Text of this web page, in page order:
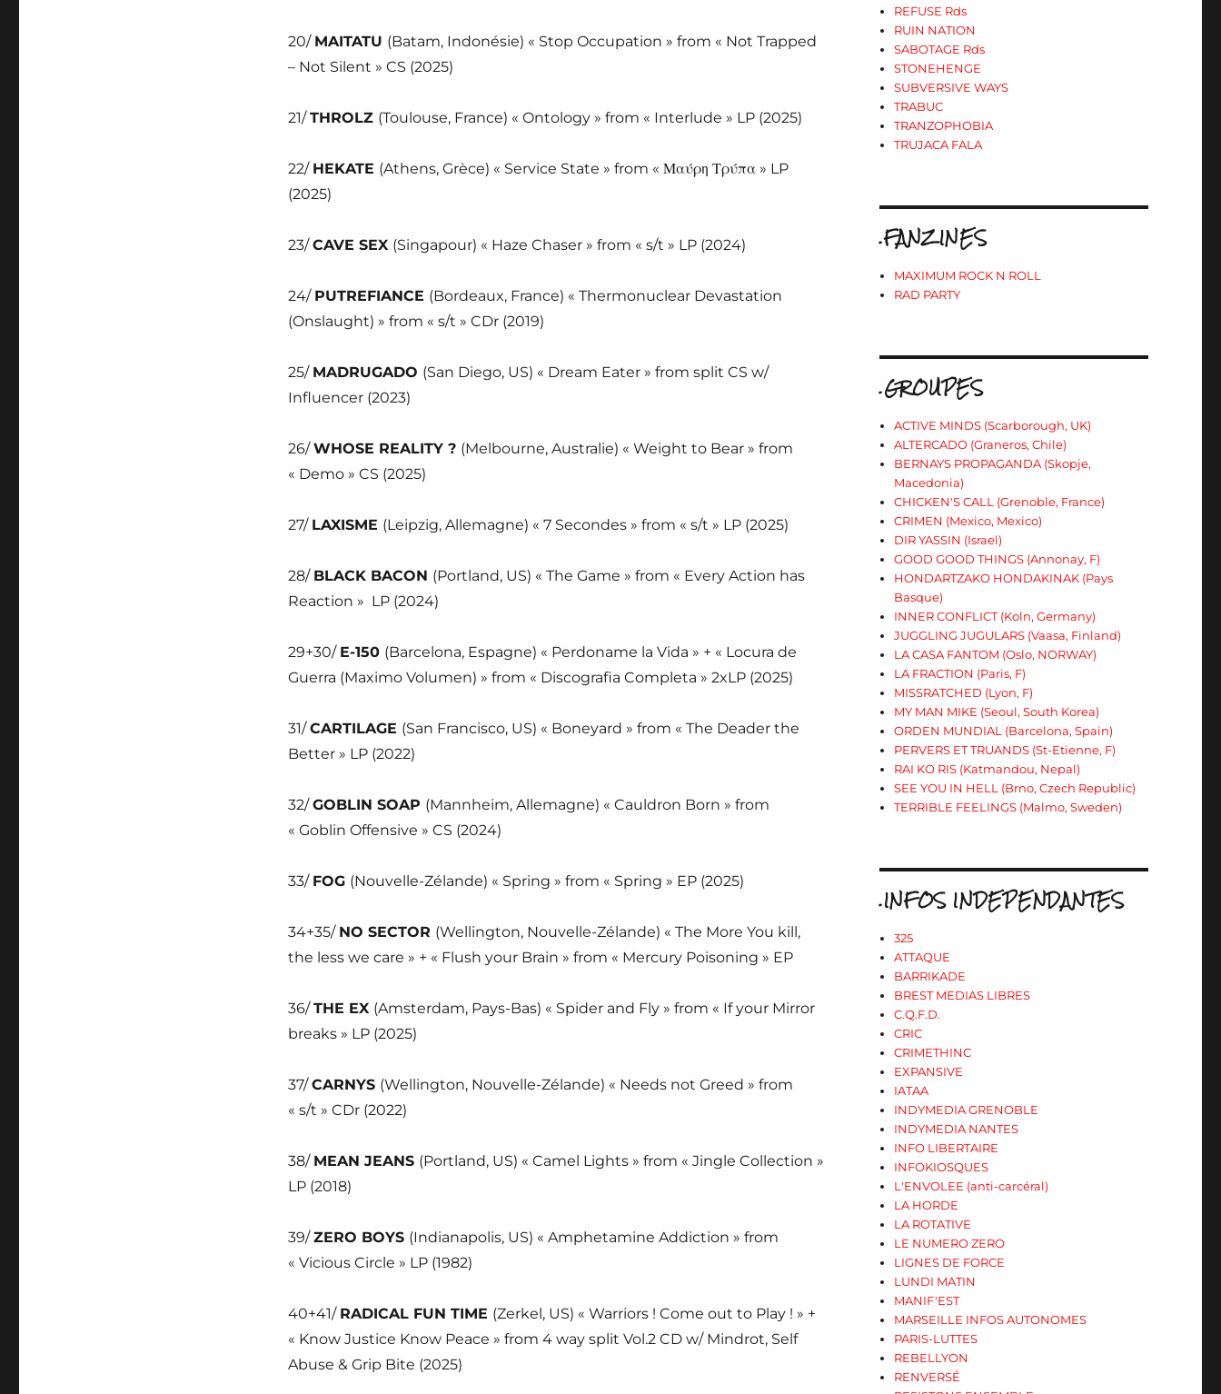
20/ MAITATU (Batam, Indonésie) « Stop Occupation » from « Not Trapped
– Not Silent » CS (2025)
21/THROLZ (Toulouse, France) « Ontology » from « Interlude » LP (2025)
22/ HEKATE (Athens, Grèce) « Service State » from « Μαύρη Τρύπα » LP
(2025)
23/CAVE SEX (Singapour) « Haze Chaser » from « s/t » LP (2024)
24/ PUTREFIANCE (Bordeaux, France) « Thermonuclear Devastation
(Onslaught) » from « s/t » CDr (2019)
25/ MADRUGADO (San Diego, US) « Dream Eater » from split CS w/
Influencer (2023)
26/WHOSE REALITY ? (Melbourne, Australie) « Weight to Bear » from
« Demo » CS (2025)
27/ LAXISME (Leipzig, Allemagne) « 7 Secondes » from « s/t » LP (2025)
28/ BLACK BACON (Portland, US) « The Game » from « Every Action has
Reaction » LP (2024)
29+30/ E-150 (Barcelona, Espagne) « Perdoname la Vida » + « Locura de
Guerra (Maximo Volumen) » from « Discografia Completa » 2xLP (2025)
31/CARTILAGE (San Francisco, US) « Boneyard » from « The Deader the
Better » LP (2022)
32/GOBLIN SOAP (Mannheim, Allemagne) « Cauldron Born » from
« Goblin Offensive » CS (2024)
33/ FOG (Nouvelle-Zélande) « Spring » from « Spring » EP (2025)
34+35/ NO SECTOR (Wellington, Nouvelle-Zélande) « The More You kill,
the less we care » + « Flush your Brain » from « Mercury Poisoning » EP
36/THE EX (Amsterdam, Pays-Bas) « Spider and Fly » from « If your Mirror
breaks » LP (2025)
37/CARNYS (Wellington, Nouvelle-Zélande) « Needs not Greed » from
« s/t » CDr (2022)
38/ MEAN JEANS (Portland, US) « Camel Lights » from « Jingle Collection »
LP (2018)
39/ZERO BOYS (Indianapolis, US) « Amphetamine Addiction » from
« Vicious Circle » LP (1982)
40+41/ RADICAL FUN TIME (Zerkel, US) « Warriors ! Come out to Play ! » +
« Know Justice Know Peace » from 4 way split Vol.2 CD w/ Mindrot, Self
Abuse & Grip Bite (2025)
REFUSE Rds
RUIN NATION
SABOTAGE Rds
STONEHENGE
SUBVERSIVE WAYS
TRABUC
TRANZOPHOBIA
TRUJACA FALA
.FANZINES
MAXIMUM ROCK N ROLL
RAD PARTY
.GROUPES
ACTIVE MINDS (Scarborough, UK)
ALTERCADO (Graneros, Chile)
BERNAYS PROPAGANDA (Skopje,
Macedonia)
CHICKEN'S CALL (Grenoble, France)
CRIMEN (Mexico, Mexico)
DIR YASSIN (Israel)
GOOD GOOD THINGS (Annonay, F)
HONDARTZAKO HONDAKINAK (Pays
Basque)
INNER CONFLICT (Koln, Germany)
JUGGLING JUGULARS (Vaasa, Finland)
LA CASA FANTOM (Oslo, NORWAY)
LA FRACTION (Paris, F)
MISSRATCHED (Lyon, F)
MY MAN MIKE (Seoul, South Korea)
ORDEN MUNDIAL (Barcelona, Spain)
PERVERS ET TRUANDS (St-Etienne, F)
RAI KO RIS (Katmandou, Nepal)
SEE YOU IN HELL (Brno, Czech Republic)
TERRIBLE FEELINGS (Malmo, Sweden)
.INFOS INDEPENDANTES
325
ATTAQUE
BARRIKADE
BREST MEDIAS LIBRES
C.Q.F.D.
CRIC
CRIMETHINC
EXPANSIVE
IATAA
INDYMEDIA GRENOBLE
INDYMEDIA NANTES
INFO LIBERTAIRE
INFOKIOSQUES
L'ENVOLEE (anti-carcéral)
LA HORDE
LA ROTATIVE
LE NUMERO ZERO
LIGNES DE FORCE
LUNDI MATIN
MANIF'EST
MARSEILLE INFOS AUTONOMES
PARIS-LUTTES
REBELLYON
RENVERSÉ